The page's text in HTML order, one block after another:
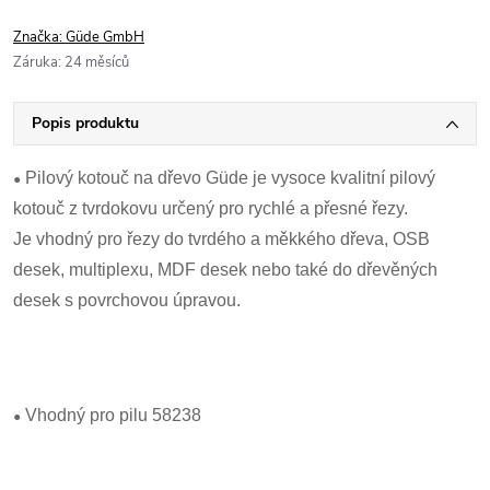
Značka:Güde GmbH
Záruka: 24 měsíců
Popis produktu
• Pilový kotouč na dřevo Güde je vysoce kvalitní pilový
kotouč z tvrdokovu určený pro rychlé a přesné řezy.
Je vhodný pro řezy do tvrdého a měkkého dřeva, OSB
desek, multiplexu, MDF desek nebo také do dřevěných
desek s povrchovou úpravou.
• Vhodný pro pilu 58238